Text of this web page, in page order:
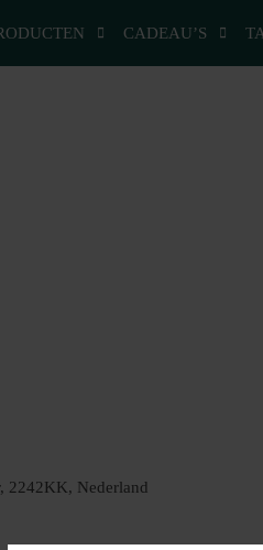
CADEAU’S
2242KK, Nederland